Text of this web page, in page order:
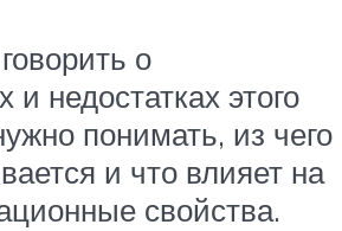
о
и недостатках этого
понимать, из чего
и что влияет на
свойства.